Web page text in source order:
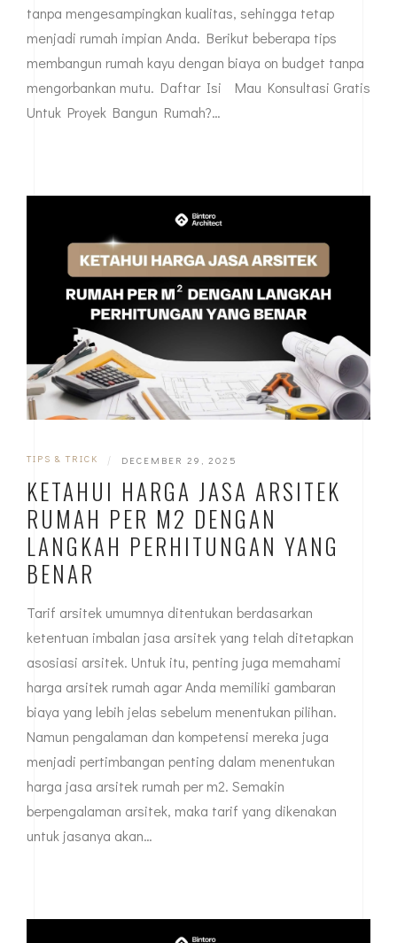
tanpa mengesampingkan kualitas, sehingga tetap
menjadi rumah impian Anda. Berikut beberapa tips
membangun rumah kayu dengan biaya on budget tanpa
mengorbankan mutu. Daftar Isi Mau Konsultasi Gratis
Untuk Proyek Bangun Rumah?…
TIPS & TRICK | DECEMBER 29, 2025
KETAHUI HARGA JASA ARSITEK
RUMAH PER M2 DENGAN
LANGKAH PERHITUNGAN YANG
BENAR
Tarif arsitek umumnya ditentukan berdasarkan
ketentuan imbalan jasa arsitek yang telah ditetapkan
asosiasi arsitek. Untuk itu, penting juga memahami
harga arsitek rumah agar Anda memiliki gambaran
biaya yang lebih jelas sebelum menentukan pilihan.
Namun pengalaman dan kompetensi mereka juga
menjadi pertimbangan penting dalam menentukan
harga jasa arsitek rumah per m2. Semakin
berpengalaman arsitek, maka tarif yang dikenakan
untuk jasanya akan…